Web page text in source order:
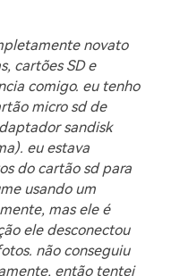
novato
cartões SD e
comigo. eu tenho
micro sd de
sandisk
eu estava
do cartão sd para
usando um
mas ele é
ele desconectou
não conseguiu
então tentei